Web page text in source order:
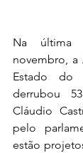
Na última
novembro, a
Estado do
derrubou
Cláudio
pelo
estão